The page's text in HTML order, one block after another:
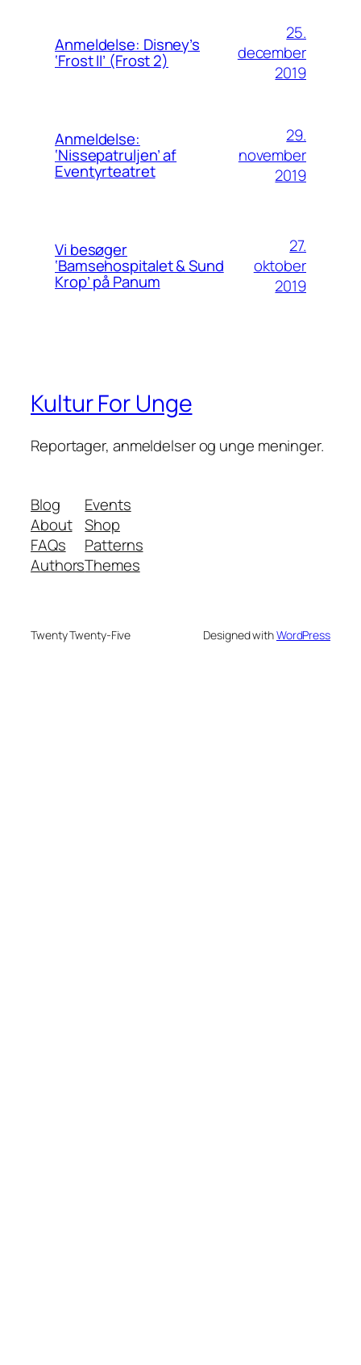
Anmeldelse: Disney’s
‘Frost II’ (Frost 2)
25.
december
2019
Anmeldelse:
‘Nissepatruljen’ af
Eventyrteatret
29.
november
2019
Vi besøger
‘Bamsehospitalet & Sund
Krop’ på Panum
27.
oktober
2019
Kultur For Unge
Reportager, anmeldelser og unge meninger.
Blog
About
FAQs
Authors
Events
Shop
Patterns
Themes
Twenty Twenty-Five Designed withWordPress